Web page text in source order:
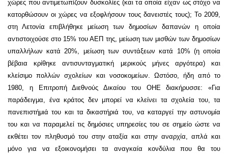
χώρες που αντιμετωπίζουν δυσκολίες (και τα οποία είχαν ως στόχο να
κατορθώσουν οι χώρες να εξοφλήσουν τους δανειστές τους); Το 2009,
στη Λετονία επιβλήθηκε μείωση των δημοσίων δαπανών η οποία
αντιστοιχούσε στο 15% του ΑΕΠ της, μείωση των μισθών των δημοσίων
υπαλλήλων κατά 20%, μείωση των συντάξεων κατά 10% (η οποία
βέβαια κρίθηκε αντισυνταγματική μερικούς μήνες αργότερα) και
κλείσιμο πολλών σχολείων και νοσοκομείων. Ωστόσο, ήδη από το
1980, η Επιτροπή Διεθνούς Δικαίου του ΟΗΕ διακήρυσσε: «Για
παράδειγμα, ένα κράτος δεν μπορεί να κλείνει τα σχολεία του, τα
πανεπιστήμιά του και τα δικαστήριά του, να καταργεί την αστυνομία
του και να παραμελεί τις δημόσιες υπηρεσίες του σε σημείο ώστε να
εκθέτει τον πληθυσμό του στην αταξία και στην αναρχία, απλά και
μόνο για να εξοικονομήσει τα αναγκαία κονδύλια που θα του